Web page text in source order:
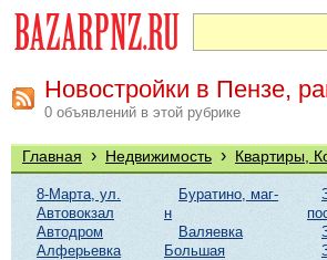
Новостройки в Пензе,
0 объявлений в этой рубрике
Главная › Недвижимость › Квартиры,
8-Марта, ул.
Автовокзал
Автодром
Алферьевка
Буратино, маг-
н
Валяевка
Большая